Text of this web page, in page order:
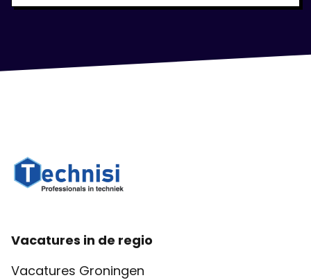
Vacatures in de regio
Vacatures Groningen